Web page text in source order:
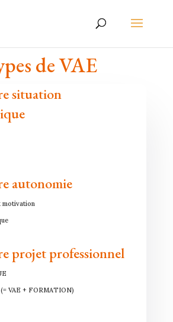
de VAE
situation
autonomie
motivation
projet professionnel
VAE + FORMATION)